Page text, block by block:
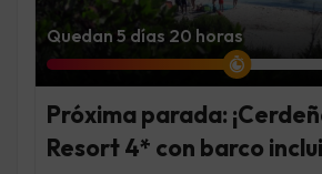
Quedan 5 días 20 horas
Próxima parada:
Resort 4* con barco